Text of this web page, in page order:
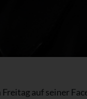
auf seiner